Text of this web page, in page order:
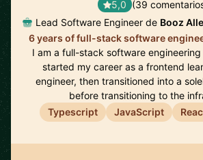
5,0 (39
Lead Software Engineer de Booz
6 years of full-stack software
I am a full-stack software
started my career as a frontend
engineer, then transitioned into a
before transitioning to the
Typescript
JavaScript